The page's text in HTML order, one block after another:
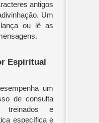
antigos
Um
ou lê as
Espiritual
um
de consulta
treinados e
específica e